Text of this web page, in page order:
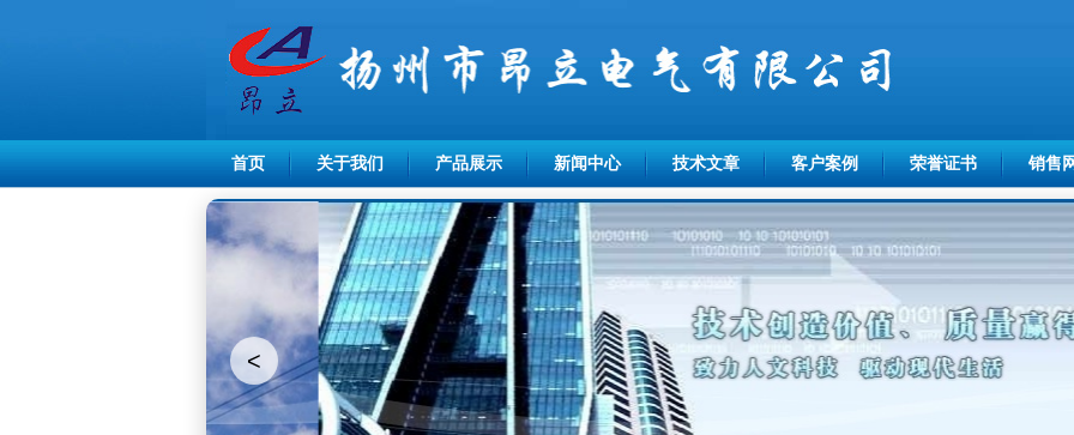
首页 关于我们 产品展示 新闻中心 技术文章 客户案例 荣誉证书 销售
<